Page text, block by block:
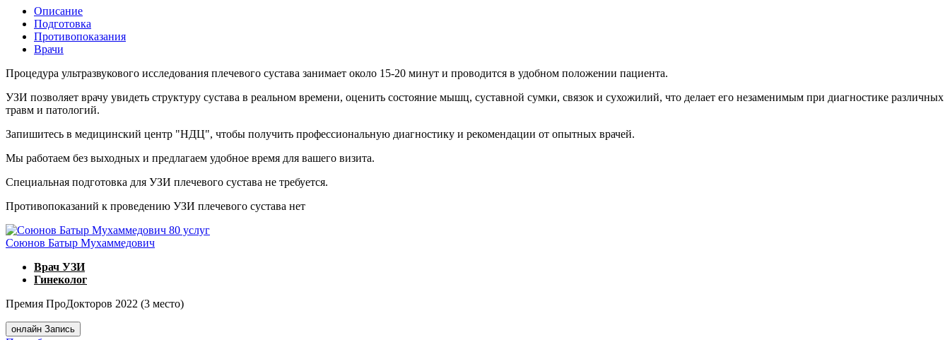
Описание
Подготовка
Противопоказания
Врачи
Процедура ультразвукового исследования плечевого сустава занимает около 15-20 минут и проводится в удобном положении пациента.
УЗИ позволяет врачу увидеть структуру сустава в реальном времени, оценить состояние мышц, суставной сумки, связок и сухожилий, что делает его незаменимым при диагностике различных
травм и патологий.
Запишитесь в медицинский центр "НДЦ", чтобы получить профессиональную диагностику и рекомендации от опытных врачей.
Мы работаем без выходных и предлагаем удобное время для вашего визита.
Специальная подготовка для УЗИ плечевого сустава не требуется.
Противопоказаний к проведению УЗИ плечевого сустава нет
80 услуг
Союнов Батыр Мухаммедович
Врач УЗИ
Гинеколог
Премия ПроДокторов 2022 (3 место)
онлайн Запись